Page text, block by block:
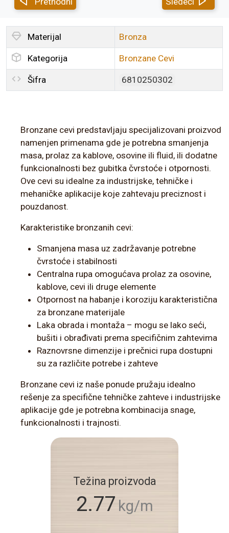
Materijal Bronza
Kategorija Bronzane Cevi
Šifra 6810250302
Bronzane cevi predstavljaju specijalizovani proizvod
namenjen primenama gde je potrebna smanjenja
masa, prolaz za kablove, osovine ili fluid, ili dodatne
funkcionalnosti bez gubitka čvrstoće i otpornosti.
Ove cevi su idealne za industrijske, tehničke i
mehaničke aplikacije koje zahtevaju preciznost i
pouzdanost.
Karakteristike bronzanih cevi:
Smanjena masa uz zadržavanje potrebne
čvrstoće i stabilnosti
Centralna rupa omogućava prolaz za osovine,
kablove, cevi ili druge elemente
Otpornost na habanje i koroziju karakteristična
za bronzane materijale
Laka obrada i montaža – mogu se lako seći,
bušiti i obrađivati prema specifičnim zahtevima
Raznovrsne dimenzije i prečnici rupa dostupni
su za različite potrebe i zahteve
Bronzane cevi iz naše ponude pružaju idealno
rešenje za specifične tehničke zahteve i industrijske
aplikacije gde je potrebna kombinacija snage,
funkcionalnosti i trajnosti.
Težina proizvoda
2.77 kg/m